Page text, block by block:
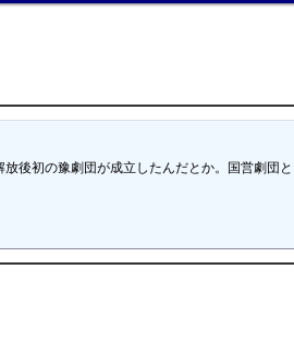
劇団が成立したんだとか。国営劇団と同